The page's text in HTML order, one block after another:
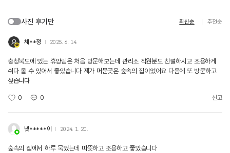
사진 후기만 최신순 추천순
체**정 2025. 6. 14.
충청북도에 있는 휴양림은 처음 방문해보는데 관리소 직원분도 친절하시고 조용하게
쉬다 올 수 있어서 좋았습니다 제가 머문곳은 숲속의 집이었어요 다음에 또 방문하고
싶습니다
0 0 신고
냇*****이 2024. 1. 20.
숲속의 집에서 하루 묵었는데 따뜻하고 조용하고 좋았습니다